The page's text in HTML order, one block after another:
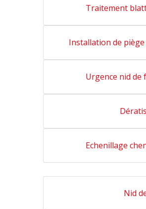
Traitement
Installation de
Urgence nid
Echenillage
Nid